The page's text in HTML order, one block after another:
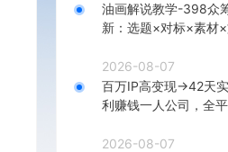
油画解说教学-398众
新：选题×对标×素材
2026-08-07
百万IP高变现→42天
利赚钱一人公司，全
2026-08-07